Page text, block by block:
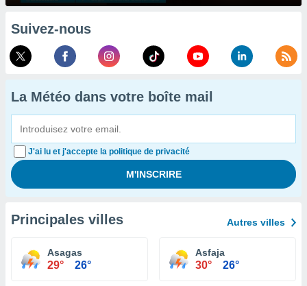
Suivez-nous
La Météo dans votre boîte mail
J'ai lu et j'accepte la politique de privacité
Principales villes Autres villes
Asagas
29° 26°
Asfaja
30° 26°